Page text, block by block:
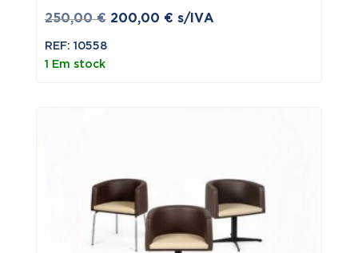
250,00€ O
200,00 €Os/IVA
REF: 10558
1 Em stock